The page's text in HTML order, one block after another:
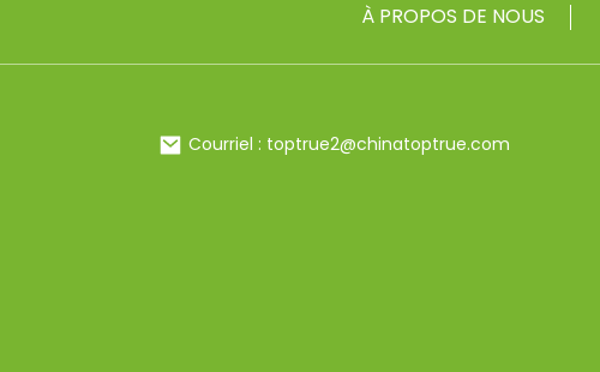
À PROPOS DE NOUS
Courriel : toptrue2@chinatoptrue.com